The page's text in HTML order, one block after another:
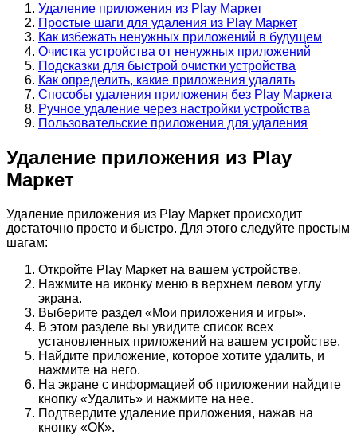
Удаление приложения из Play Маркет
Простые шаги для удаления из Play Маркет
Как избежать ненужных приложений в будущем
Очистка устройства от ненужных приложений
Подсказки для быстрой очистки устройства
Как определить, какие приложения удалять
Способы удаления приложения без Play Маркета
Ручное удаление через настройки устройства
Пользовательские приложения для удаления
Удаление приложения из Play
Маркет
Удаление приложения из Play Маркет происходит
достаточно просто и быстро. Для этого следуйте простым
шагам:
Откройте Play Маркет на вашем устройстве.
Нажмите на иконку меню в верхнем левом углу
экрана.
Выберите раздел «Мои приложения и игры».
В этом разделе вы увидите список всех
установленных приложений на вашем устройстве.
Найдите приложение, которое хотите удалить, и
нажмите на него.
На экране с информацией об приложении найдите
кнопку «Удалить» и нажмите на нее.
Подтвердите удаление приложения, нажав на
кнопку «ОК».